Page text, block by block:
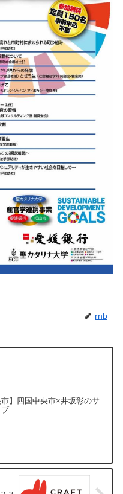
rnb
市】四国中央市×井坂彰のサ